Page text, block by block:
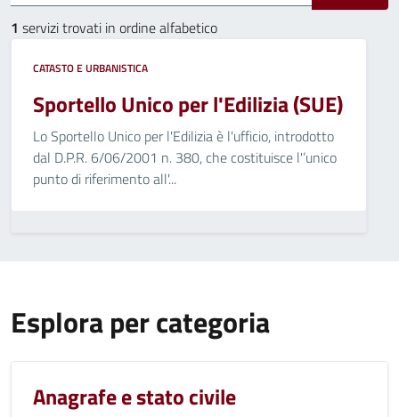
1 servizi trovati in ordine alfabetico
CATASTO E URBANISTICA
Sportello Unico per l'Edilizia (SUE)
Lo Sportello Unico per l'Edilizia è l'ufficio, introdotto
dal D.P.R. 6/06/2001 n. 380, che costituisce l'’unico
punto di riferimento all'...
Esplora per categoria
Anagrafe e stato civile